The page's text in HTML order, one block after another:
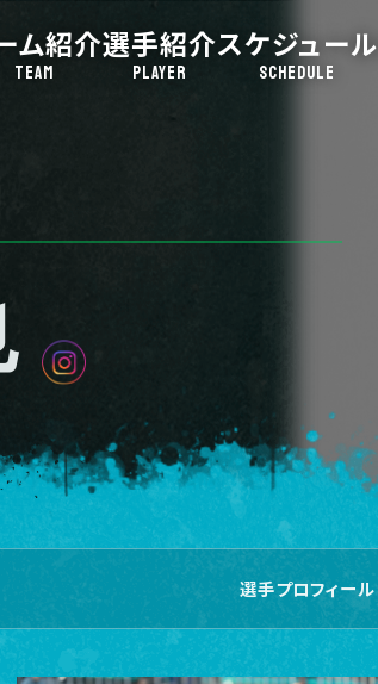
ム紹介
TEAM
選手紹介
PLAYER
スケジュール
SCHEDULE
選手プロフィール